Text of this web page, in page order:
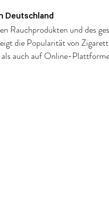
Deutschland
Rauchprodukten und des
die Popularität von
auch auf Online-